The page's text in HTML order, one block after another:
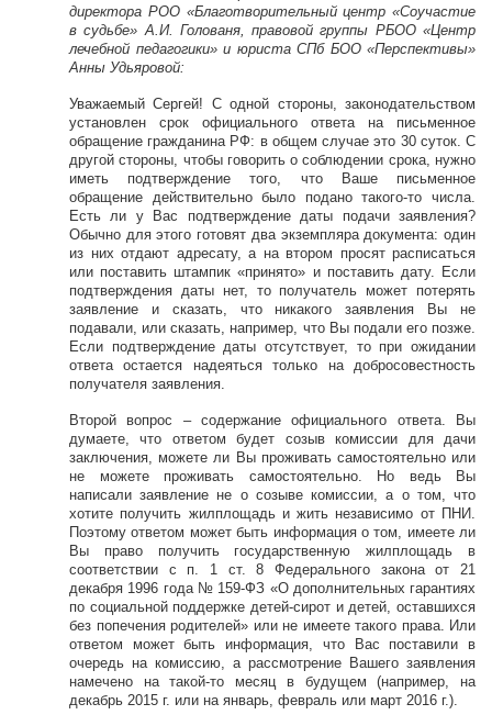
директора РОО «Благотворительный центр «Соучастие
в судьбе» А.И. Голованя, правовой группы РБОО «Центр
лечебной педагогики» и юриста СПб БОО «Перспективы»
Анны Удьяровой:
Уважаемый Сергей! С одной стороны, законодательством
установлен срок официального ответа на письменное
обращение гражданина РФ: в общем случае это 30 суток. С
другой стороны, чтобы говорить о соблюдении срока, нужно
иметь подтверждение того, что Ваше письменное
обращение действительно было подано такого-то числа.
Есть ли у Вас подтверждение даты подачи заявления?
Обычно для этого готовят два экземпляра документа: один
из них отдают адресату, а на втором просят расписаться
или поставить штампик «принято» и поставить дату. Если
подтверждения даты нет, то получатель может потерять
заявление и сказать, что никакого заявления Вы не
подавали, или сказать, например, что Вы подали его позже.
Если подтверждение даты отсутствует, то при ожидании
ответа остается надеяться только на добросовестность
получателя заявления.
Второй вопрос – содержание официального ответа. Вы
думаете, что ответом будет созыв комиссии для дачи
заключения, можете ли Вы проживать самостоятельно или
не можете проживать самостоятельно. Но ведь Вы
написали заявление не о созыве комиссии, а о том, что
хотите получить жилплощадь и жить независимо от ПНИ.
Поэтому ответом может быть информация о том, имеете ли
Вы право получить государственную жилплощадь в
соответствии с п. 1 ст. 8 Федерального закона от 21
декабря 1996 года № 159-ФЗ «О дополнительных гарантиях
по социальной поддержке детей-сирот и детей, оставшихся
без попечения родителей» или не имеете такого права. Или
ответом может быть информация, что Вас поставили в
очередь на комиссию, а рассмотрение Вашего заявления
намечено на такой-то месяц в будущем (например, на
декабрь 2015 г. или на январь, февраль или март 2016 г.).